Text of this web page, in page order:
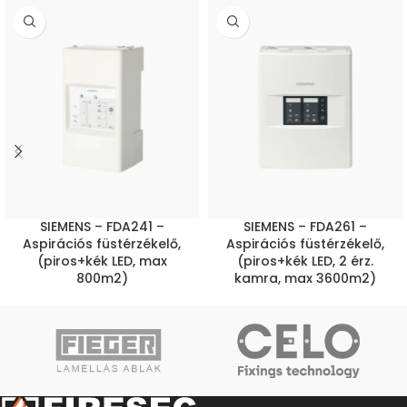
SIEMENS – FDA241 –
Aspirációs füstérzékelő,
(piros+kék LED, max
800m2)
SIEMENS – FDA261 –
Aspirációs füstérzékelő,
(piros+kék LED, 2 érz.
kamra, max 3600m2)